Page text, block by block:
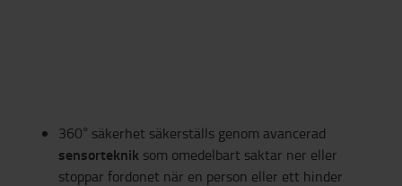
360° säkerhet säkerställs genom avancerad
sensorteknik som omedelbart saktar ner eller
stoppar fordonet när en person eller ett hinder